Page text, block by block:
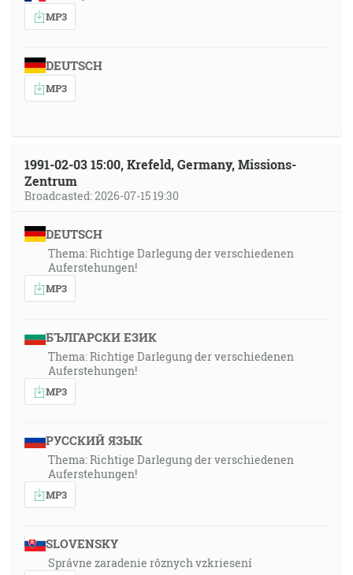
MP3
DEUTSCH
MP3
1991-02-03 15:00, Krefeld, Germany, Missions-
Zentrum
Broadcasted: 2026-07-15 19:30
DEUTSCH
Thema: Richtige Darlegung der verschiedenen
Auferstehungen!
MP3
БЪЛГАРСКИ ЕЗИК
Thema: Richtige Darlegung der verschiedenen
Auferstehungen!
MP3
РУССКИЙ ЯЗЫК
Thema: Richtige Darlegung der verschiedenen
Auferstehungen!
MP3
SLOVENSKY
Správne zaradenie rôznych vzkriesení